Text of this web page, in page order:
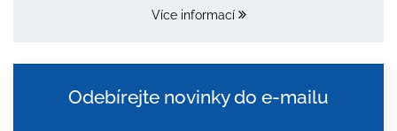
Více informací
Odebírejte novinky do e-mailu